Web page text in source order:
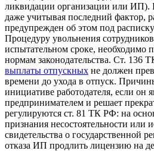
ликвидации организации или ИП).
даже учитывая последний фактор,
предупрежден об этом под
Процедуру увольнения
испытательном сроке, необходимо
нормам законодательства. Ст. 136
выплаты отпускных не должен
времени до ухода в отпуск.
инициативе работодателя, если он
предпринимателем и решает
регулируются ст. 81 ТК РФ: на
признания несостоятельности или
свидетельства о государственной
отказа ИП продлить лицензию на